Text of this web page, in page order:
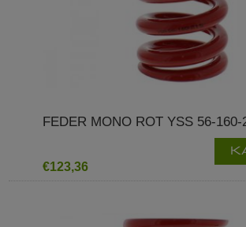
FEDER MONO ROT YSS 56-160-
€123,36